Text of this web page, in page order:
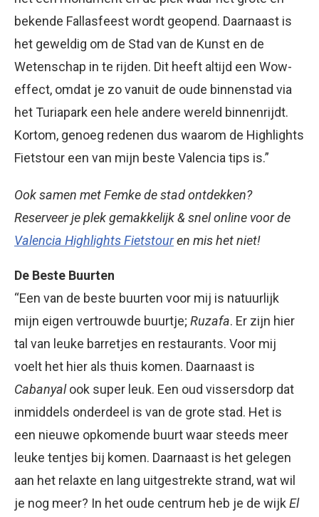
bekende Fallasfeest wordt geopend. Daarnaast is
het geweldig om de Stad van de Kunst en de
Wetenschap in te rijden. Dit heeft altijd een Wow-
effect, omdat je zo vanuit de oude binnenstad via
het Turiapark een hele andere wereld binnenrijdt.
Kortom, genoeg redenen dus waarom de Highlights
Fietstour een van mijn beste Valencia tips is.”
Ook samen met Femke de stad ontdekken?
Reserveer je plek gemakkelijk & snel online voor de
Valencia Highlights Fietstouren mis het niet!
De Beste Buurten
“Een van de beste buurten voor mij is natuurlijk
mijn eigen vertrouwde buurtje; Ruzafa. Er zijn hier
tal van leuke barretjes en restaurants. Voor mij
voelt het hier als thuis komen. Daarnaast is
Cabanyalook super leuk. Een oud vissersdorp dat
inmiddels onderdeel is van de grote stad. Het is
een nieuwe opkomende buurt waar steeds meer
leuke tentjes bij komen. Daarnaast is het gelegen
aan het relaxte en lang uitgestrekte strand, wat wil
je nog meer? In het oude centrum heb je de wijk El